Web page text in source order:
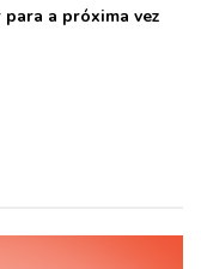
a próxima vez